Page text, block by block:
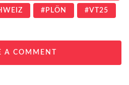
PLÖN VT25
A COMMENT